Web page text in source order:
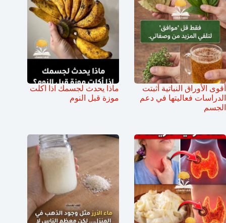
أقوى الأوراق النباتية أثبتت
الدراسات فعاليتها في دعم
الجسم
ماذا يحدث لجسمك اذا اكلت
موزة قبل النوم